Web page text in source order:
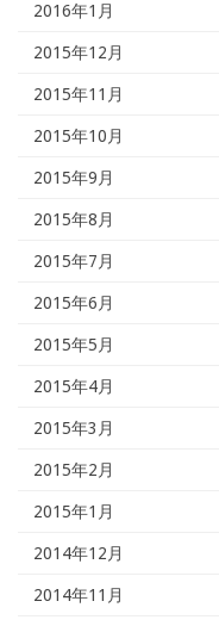
2016年1月
2015年12月
2015年11月
2015年10月
2015年9月
2015年8月
2015年7月
2015年6月
2015年5月
2015年4月
2015年3月
2015年2月
2015年1月
2014年12月
2014年11月